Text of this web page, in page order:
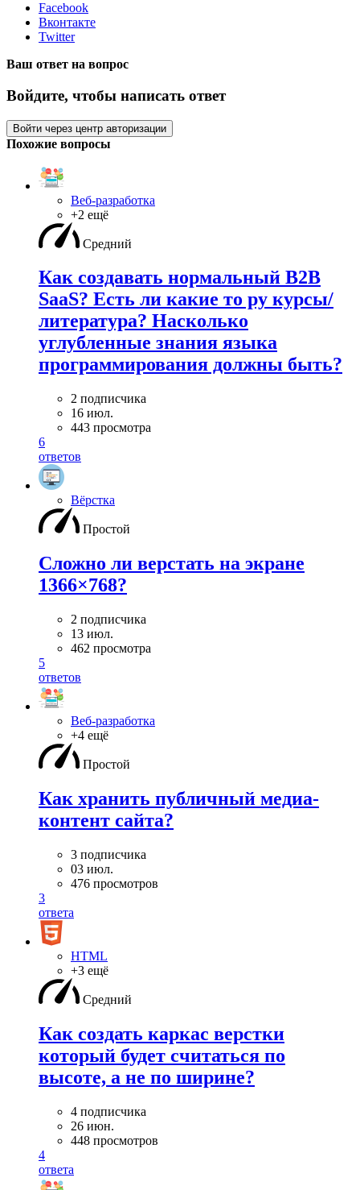
Facebook
Вконтакте
Twitter
Ваш ответ на вопрос
Войдите, чтобы написать ответ
Войти через центр авторизации
Похожие вопросы
Веб-разработка
+2 ещё
Средний
Как создавать нормальный B2B
SaaS? Есть ли какие то ру курсы/
литература? Насколько
углубленные знания языка
программирования должны быть?
2 подписчика
16 июл.
443 просмотра
6
ответов
Вёрстка
Простой
Сложно ли верстать на экране
1366×768?
2 подписчика
13 июл.
462 просмотра
5
ответов
Веб-разработка
+4 ещё
Простой
Как хранить публичный медиа-
контент сайта?
3 подписчика
03 июл.
476 просмотров
3
ответа
HTML
+3 ещё
Средний
Как создать каркас верстки
который будет считаться по
высоте, а не по ширине?
4 подписчика
26 июн.
448 просмотров
4
ответа